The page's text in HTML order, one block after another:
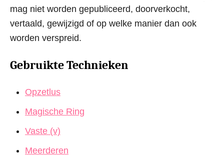
mag niet worden gepubliceerd, doorverkocht,
vertaald, gewijzigd of op welke manier dan ook
worden verspreid.
Gebruikte Technieken
Opzetlus
Magische Ring
Vaste (v)
Meerderen